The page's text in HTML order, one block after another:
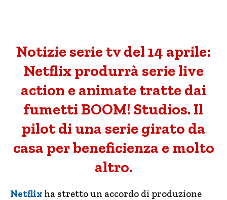
Notizie serie tv del 14 aprile:
Netflix produrrà serie live
action e animate tratte dai
fumetti BOOM! Studios. Il
pilot di una serie girato da
casa per beneficienza e molto
altro.
Netflix ha stretto un accordo di produzione